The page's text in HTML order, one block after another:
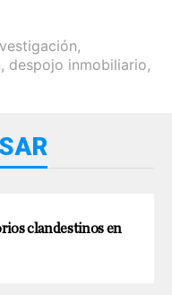
,
, despojo inmobiliario,
clandestinos en